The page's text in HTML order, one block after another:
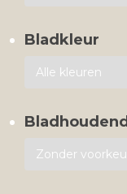
Bladkleur
Bladhoudend